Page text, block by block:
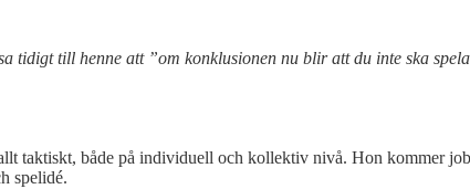
till henne att ”om konklusionen nu blir att du inte ska
taktiskt, både på individuell och kollektiv nivå. Hon kommer
spelidé.